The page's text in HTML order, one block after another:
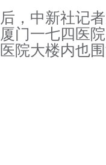
中新社记者
门一七四医
院大楼内也